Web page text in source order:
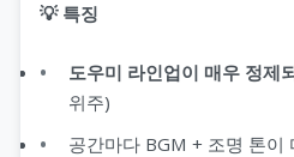
💡 특징
도우미 라인업이 매우 정제
위주)
공간마다 BGM + 조명 톤이